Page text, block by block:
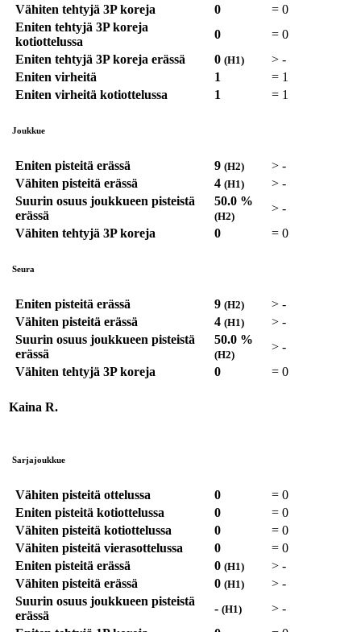
Vähiten tehtyjä 3P koreja
0 = 0
Eniten tehtyjä 3P koreja
kotiottelussa
0 = 0
Eniten tehtyjä 3P koreja erässä
0 (H1) > -
Eniten virheitä
1 = 1
Eniten virheitä kotiottelussa
1 = 1
Joukkue
Eniten pisteitä erässä 9 (H2) > -
Vähiten pisteitä erässä
4 (H1) > -
Suurin osuus joukkueen pisteistä
erässä
50.0 %
(H2)
> -
Vähiten tehtyjä 3P koreja
0 = 0
Seura
Eniten pisteitä erässä 9 (H2) > -
Vähiten pisteitä erässä
4 (H1) > -
Suurin osuus joukkueen pisteistä
erässä
50.0 %
(H2)
> -
Vähiten tehtyjä 3P koreja
0 = 0
Kaina R.
Sarjajoukkue
Vähiten pisteitä ottelussa 0 = 0
Eniten pisteitä kotiottelussa
0 = 0
Vähiten pisteitä kotiottelussa
0 = 0
Vähiten pisteitä vierasottelussa
0 = 0
Eniten pisteitä erässä
0 (H1) > -
Vähiten pisteitä erässä
0 (H1) > -
Suurin osuus joukkueen pisteistä
erässä
- (H1) > -